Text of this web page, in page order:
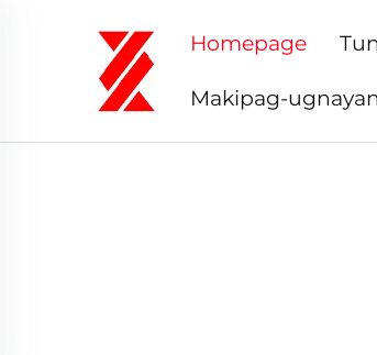
Homepage
Makipag-